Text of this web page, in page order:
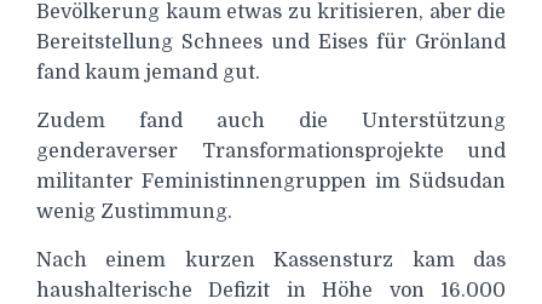
Bevölkerung kaum etwas zu kritisieren, aber die
Bereitstellung Schnees und Eises für Grönland
fand kaum jemand gut.
Zudem fand auch die Unterstützung
genderaverser Transformationsprojekte und
militanter Feministinnengruppen im Südsudan
wenig Zustimmung.
Nach einem kurzen Kassensturz kam das
haushalterische Defizit in Höhe von 16.000